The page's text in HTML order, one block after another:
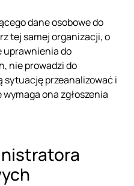
dane osobowe do
tej samej organizacji, o
uprawnienia do
nie prowadzi do
sytuację przeanalizować i
ona zgłoszenia